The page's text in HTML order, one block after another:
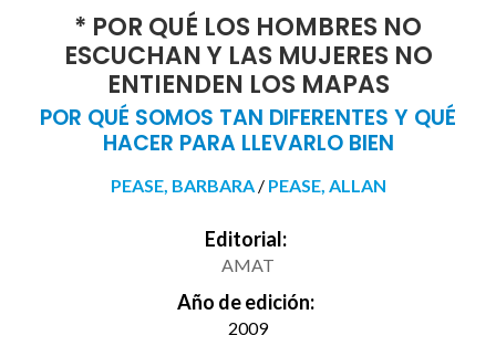
* POR QUÉ LOS HOMBRES NO
ESCUCHAN Y LAS MUJERES NO
ENTIENDEN LOS MAPAS
POR QUÉ SOMOS TAN DIFERENTES Y QUÉ
HACER PARA LLEVARLO BIEN
PEASE, BARBARA / PEASE, ALLAN
Editorial:
AMAT
Año de edición:
2009